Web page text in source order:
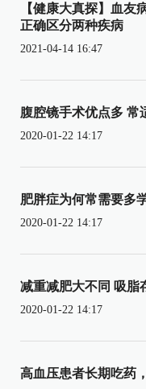
【健康大真探】血友
正确区分两种疾病
2021-04-14 16:47
腹腔镜手术优点多 常
2020-01-22 14:17
肥胖症为何常需要多
2020-01-22 14:17
减重减肥大不同 吸脂
2020-01-22 14:17
高血压患者长期吃药